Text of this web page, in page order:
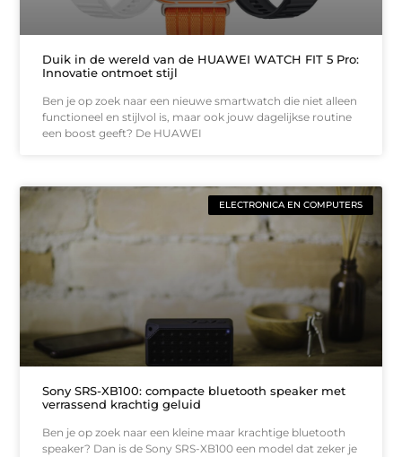
Duik in de wereld van de HUAWEI WATCH FIT 5 Pro:
Innovatie ontmoet stijl
Ben je op zoek naar een nieuwe smartwatch die niet alleen
functioneel en stijlvol is, maar ook jouw dagelijkse routine
een boost geeft? De HUAWEI
ELECTRONICA EN COMPUTERS
Sony SRS-XB100: compacte bluetooth speaker met
verrassend krachtig geluid
Ben je op zoek naar een kleine maar krachtige bluetooth
speaker? Dan is de Sony SRS-XB100 een model dat zeker je